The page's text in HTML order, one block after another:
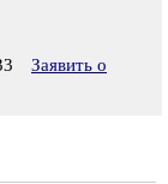
Заявить о